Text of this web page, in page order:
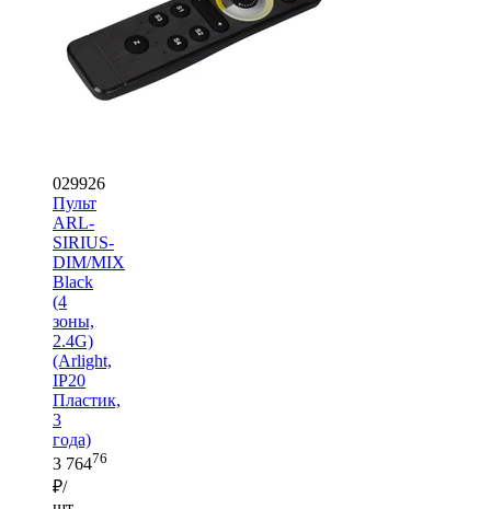
029926
Пульт
ARL-
SIRIUS-
DIM/MIX
Black
(4
зоны,
2.4G)
(Arlight,
IP20
Пластик,
3
года)
3 76476
₽/